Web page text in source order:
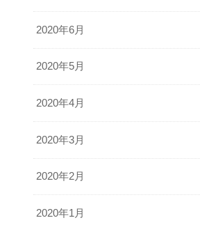
2020年6月
2020年5月
2020年4月
2020年3月
2020年2月
2020年1月